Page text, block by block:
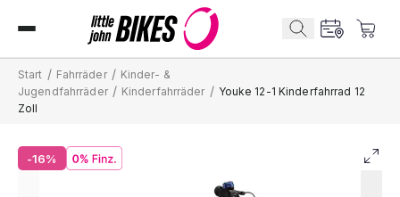
Start / Fahrräder / Kinder- &
Jugendfahrräder / Kinderfahrräder / Youke 12-1 Kinderfahrrad 12
Zoll
-16%